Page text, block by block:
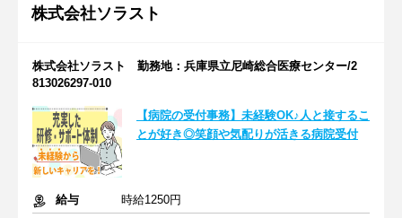
株式会社ソラスト
株式会社ソラスト 勤務地：兵庫県立尼崎総合医療センター/2
813026297-010
【病院の受付事務】未経験OK♪人と接するこ
とが好き◎笑顔や気配りが活きる病院受付
給与
時給1250円